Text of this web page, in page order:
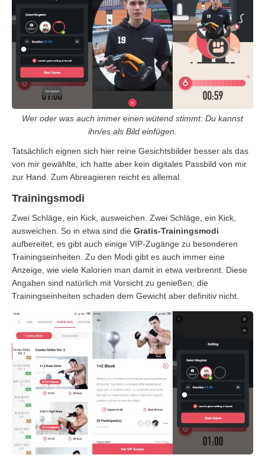
Wer oder was auch immer einen wütend stimmt: Du kannst
ihn/es als Bild einfügen.
Tatsächlich eignen sich hier reine Gesichtsbilder besser als das
von mir gewählte, ich hatte aber kein digitales Passbild von mir
zur Hand. Zum Abreagieren reicht es allemal.
Trainingsmodi
Zwei Schläge, ein Kick, ausweichen. Zwei Schläge, ein Kick,
ausweichen. So in etwa sind die Gratis-Trainingsmodi
aufbereitet, es gibt auch einige VIP-Zugänge zu besonderen
Trainingseinheiten. Zu den Modi gibt es auch immer eine
Anzeige, wie viele Kalorien man damit in etwa verbrennt. Diese
Angaben sind natürlich mit Vorsicht zu genießen, die
Trainingseinheiten schaden dem Gewicht aber definitiv nicht.